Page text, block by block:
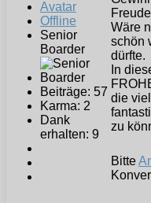
Offline
Senior
Boarder
Beiträge: 57
Karma: 2
Dank
erhalten: 9
Wäre
schön
dürfte.
In
die
zu
Bitte